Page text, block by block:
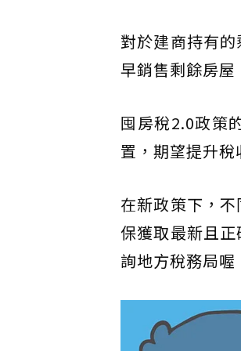
對於建商持有
早銷售剩餘房屋
囤房稅2.0政策
置，期望提升稅
在新政策下，
保獲取最新且
詢地方稅務局喔